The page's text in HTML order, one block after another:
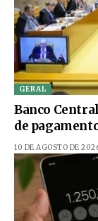
GERAL
Banco
de
10 DE AGOSTO DE